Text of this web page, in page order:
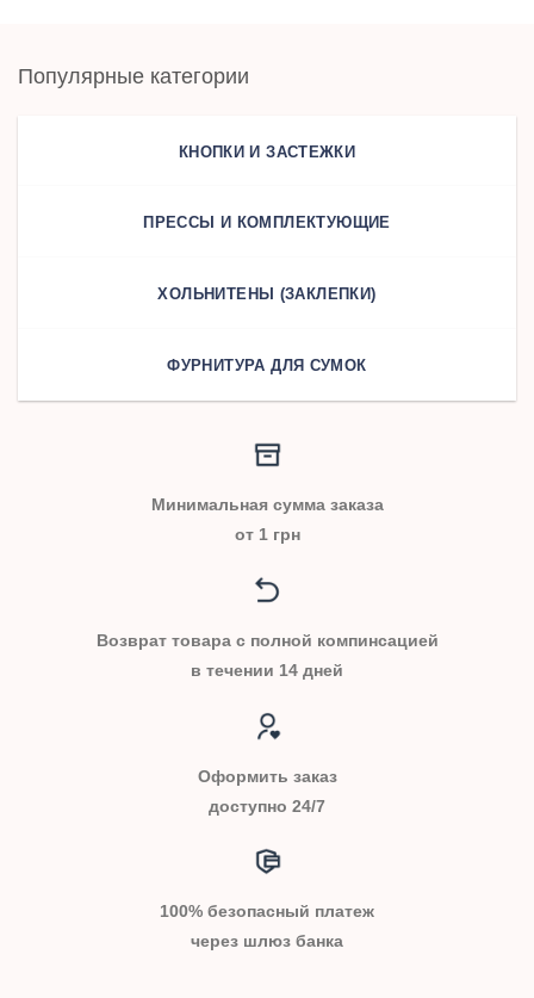
Популярные категории
КНОПКИ И ЗАСТЕЖКИ
ПРЕССЫ И КОМПЛЕКТУЮЩИЕ
ХОЛЬНИТЕНЫ (ЗАКЛЕПКИ)
ФУРНИТУРА ДЛЯ СУМОК
Минимальная сумма заказа
от 1 грн
Возврат товара с полной компинсацией
в течении 14 дней
Оформить заказ
доступно 24/7
100% безопасный платеж
через шлюз банка